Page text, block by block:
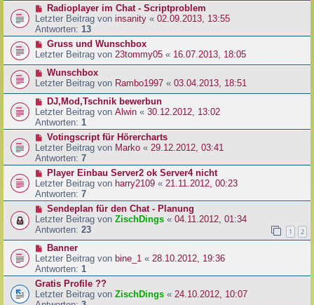
Radioplayer im Chat - Scriptproblem
Letzter Beitrag von insanity « 02.09.2013, 13:55
Antworten: 13
Gruss und Wunschbox
Letzter Beitrag von 23tommy05 « 16.07.2013, 18:05
Wunschbox
Letzter Beitrag von Rambo1997 « 03.04.2013, 18:51
DJ,Mod,Tschnik bewerbun
Letzter Beitrag von Alwin « 30.12.2012, 13:02
Antworten: 1
Votingscript für Hörercharts
Letzter Beitrag von Marko « 29.12.2012, 03:41
Antworten: 7
Player Einbau Server2 ok Server4 nicht
Letzter Beitrag von harry2109 « 21.11.2012, 00:23
Antworten: 7
Sendeplan für den Chat - Planung
Letzter Beitrag von ZischDings « 04.11.2012, 01:34
Antworten: 23 1 2
Banner
Letzter Beitrag von bine_1 « 28.10.2012, 19:36
Antworten: 1
Gratis Profile ??
Letzter Beitrag von ZischDings « 24.10.2012, 10:07